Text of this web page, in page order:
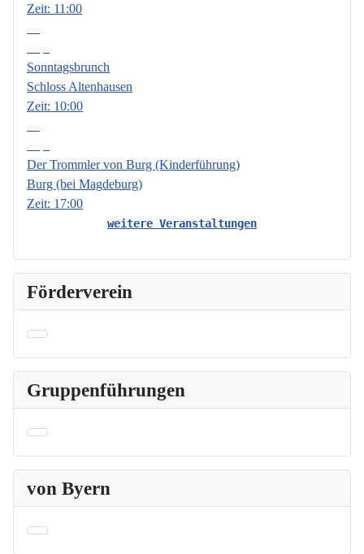
Zeit: 11:00
Sonntagsbrunch
Schloss Altenhausen
Zeit: 10:00
Der Trommler von Burg (Kinderführung)
Burg (bei Magdeburg)
Zeit: 17:00
weitere Veranstaltungen
Förderverein
Gruppenführungen
von Byern